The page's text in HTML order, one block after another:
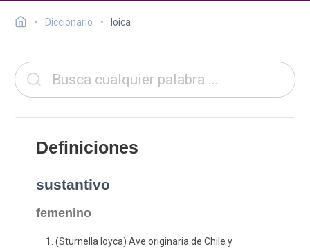
Diccionario loica
Definiciones
sustantivo
femenino
(Sturnella loyca) Ave originaria de Chile y